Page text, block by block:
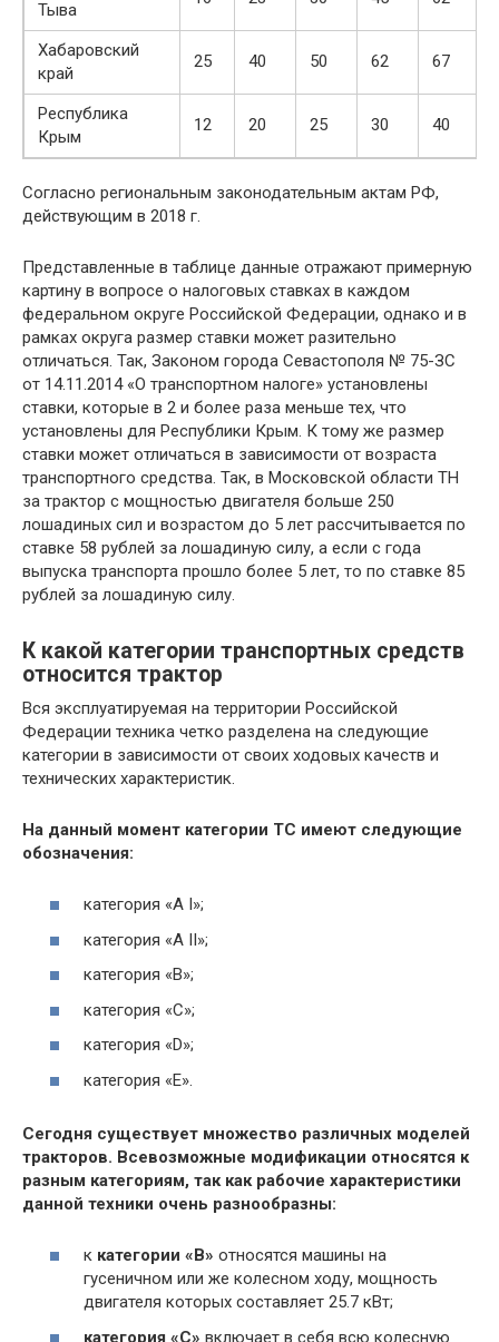
Тыва
Хабаровский
край
25 40 50 62 67
Республика
Крым
12 20 25 30 40
Согласно региональным законодательным актам РФ,
действующим в 2018 г.
Представленные в таблице данные отражают примерную
картину в вопросе о налоговых ставках в каждом
федеральном округе Российской Федерации, однако и в
рамках округа размер ставки может разительно
отличаться. Так, Законом города Севастополя № 75-ЗС
от 14.11.2014 «О транспортном налоге» установлены
ставки, которые в 2 и более раза меньше тех, что
установлены для Республики Крым. К тому же размер
ставки может отличаться в зависимости от возраста
транспортного средства. Так, в Московской области ТН
за трактор с мощностью двигателя больше 250
лошадиных сил и возрастом до 5 лет рассчитывается по
ставке 58 рублей за лошадиную силу, а если с года
выпуска транспорта прошло более 5 лет, то по ставке 85
рублей за лошадиную силу.
К какой категории транспортных средств
относится трактор
Вся эксплуатируемая на территории Российской
Федерации техника четко разделена на следующие
категории в зависимости от своих ходовых качеств и
технических характеристик.
На данный момент категории ТС имеют следующие
обозначения:
категория «А I»;
категория «А II»;
категория «В»;
категория «С»;
категория «D»;
категория «Е».
Сегодня существует множество различных моделей
тракторов. Всевозможные модификации относятся к
разным категориям, так как рабочие характеристики
данной техники очень разнообразны:
к категории «В» относятся машины на
гусеничном или же колесном ходу, мощность
двигателя которых составляет 25.7 кВт;
категория «С» включает в себя всю колесную